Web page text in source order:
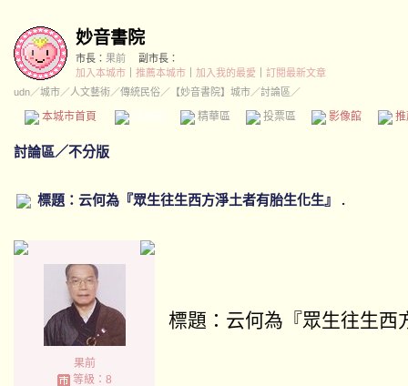
妙音書院
市長： 果前
副市長：
加入本城市
推薦本城市 加入我的最愛
訂閱最新文章
udn／城市／人文藝術／傳統民俗／ 【妙音書院】城市／討論區／
本城市首頁 精華區 投票區 影像館
討論區／不分版
標題：云何為『眾生往生西方淨土者有胎生化生』 .
果前
等級：8
標題：云何為『眾生往生西